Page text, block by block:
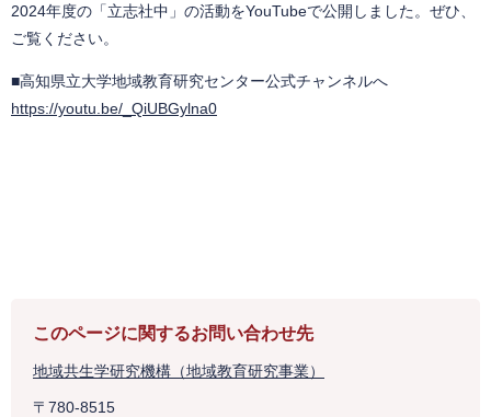
2024年度の「立志社中」の活動をYouTubeで公開しました。ぜひ、
ご覧ください。
■高知県立大学地域教育研究センター公式チャンネ​ルへ
https://youtu.be/_QiUBGylna0
このページに関するお問い合わせ先
地域共生学研究機構（地域教育研究事業）
〒780-8515